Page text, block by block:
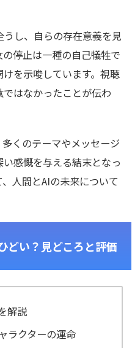
し、自らの存在意義を見
停止は一種の自己犠牲で
を示唆しています。視聴
はなかったことが伝わ
くのテーマやメッセージ
感慨を与える結末となっ
人間とAIの未来について
どい？見どころと評価
解説
ラクターの運命